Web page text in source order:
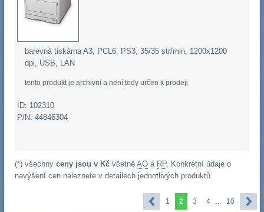
barevná tiskárna A3, PCL6, PS3, 35/35 str/min, 1200x1200
dpi, USB, LAN
tento produkt je archivní a není tedy určen k prodeji
ID: 102310
P/N: 44846304
(*) všechny ceny jsou v Kčvčetně AOa RP. Konkrétní údaje o
navýšení cen naleznete v detailech jednotlivých produktů.
1 2 3 4 ... 10